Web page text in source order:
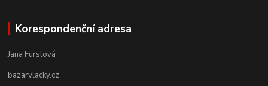
Korespondenční adresa
Jana Fürstová
bazarvlacky.cz